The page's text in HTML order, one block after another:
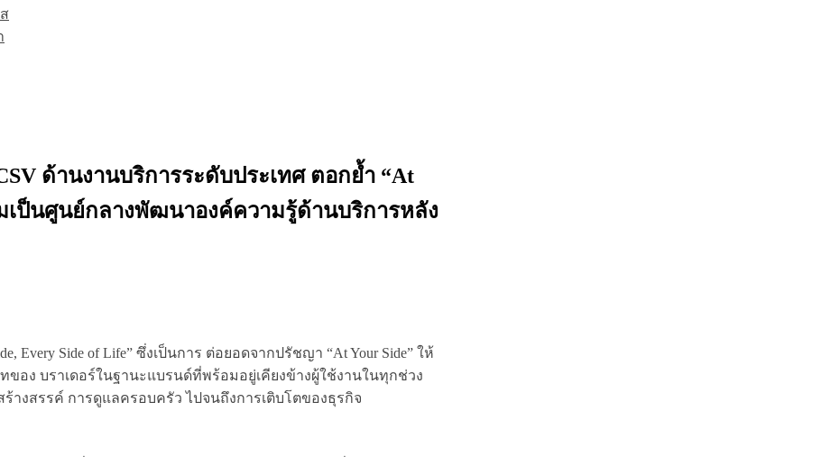
ด้านงานบริการระดับประเทศ ตอกย้ำ “At
มเป็นศูนย์กลางพัฒนาองค์ความรู้ด้านบริการหลัง
Every Side of Life” ซึ่งเป็นการ ต่อยอดจากปรัชญา “At Your Side” ให้
ง บราเดอร์ในฐานะแบรนด์ที่พร้อมอยู่เคียงข้างผู้ใช้งานในทุกช่วง
างสรรค์ การดูแลครอบครัว ไปจนถึงการเติบโตของธุรกิจ